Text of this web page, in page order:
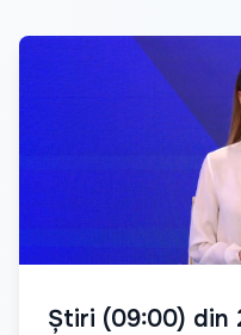
Știri (09:00) din